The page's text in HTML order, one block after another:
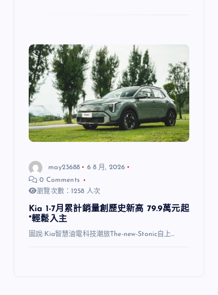
may23688
6 8 月, 2026
0 Comments
瀏覽次數：1258 人次
Kia 1-7月累計銷量創歷史新高 79.9萬元起
*輕鬆入主
圖說:Kia智慧油電科技潮旅The-new-Stonic自上…